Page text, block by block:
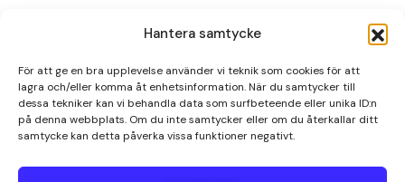
Hantera samtycke
För att ge en bra upplevelse använder vi teknik som cookies för att
lagra och/eller komma åt enhetsinformation. När du samtycker till
dessa tekniker kan vi behandla data som surfbeteende eller unika ID:n
på denna webbplats. Om du inte samtycker eller om du återkallar ditt
samtycke kan detta påverka vissa funktioner negativt.
F L
Handelskammaren
Om Handelskammaren
Vår personal
Vill du också
bidra?
MEDLEM